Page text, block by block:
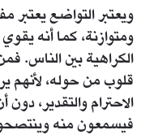
ويعتبر التواضع يعتبر
ومتوازنة، كما أنه
الكراهية بين الناس.
قلوب من حوله، لأنهم
الاحترام والتقدير،
فيسمعون منه